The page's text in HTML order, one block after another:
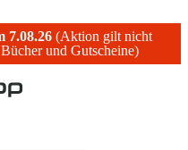
7.08.26(Aktion gilt nicht
und Gutscheine)